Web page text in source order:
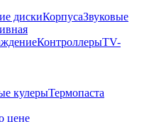
дискиКорпусаЗвуковые
КонтроллерыTV-
кулерыТермопаста
цене